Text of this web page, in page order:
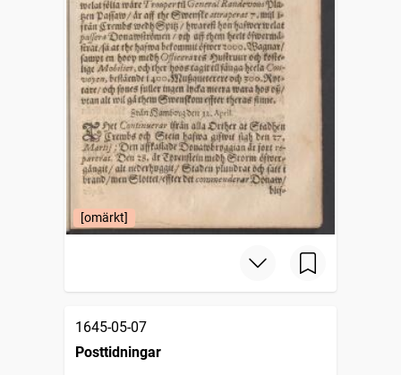
[omärkt]
1645-05-07
Posttidningar